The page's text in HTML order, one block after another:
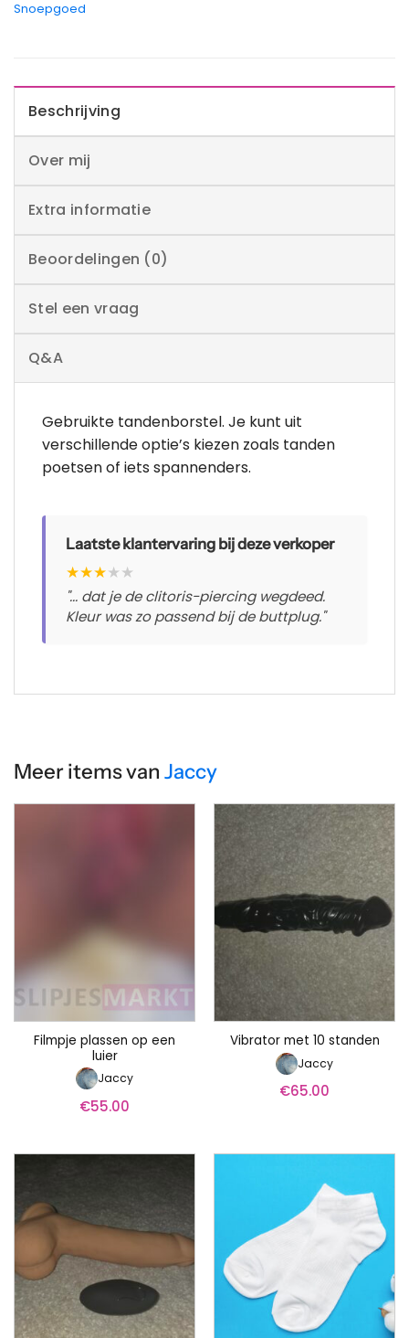
Snoepgoed
Beschrijving
Over mij
Extra informatie
Beoordelingen (0)
Stel een vraag
Q&A
Gebruikte tandenborstel. Je kunt uit
verschillende optie’s kiezen zoals tanden
poetsen of iets spannenders.
Laatste klantervaring bij deze verkoper
★★★★★
"... dat je de clitoris-piercing wegdeed.
Kleur was zo passend bij de buttplug."
Meer items van Jaccy
Filmpje plassen op een
luier
Jaccy
€55.00
Vibrator met 10 standen
Jaccy
€65.00